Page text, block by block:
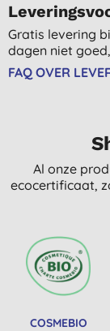
Gratis levering
dagen niet
FAQ OVER
Al onze
ecocertificaat,
COSMEBIO